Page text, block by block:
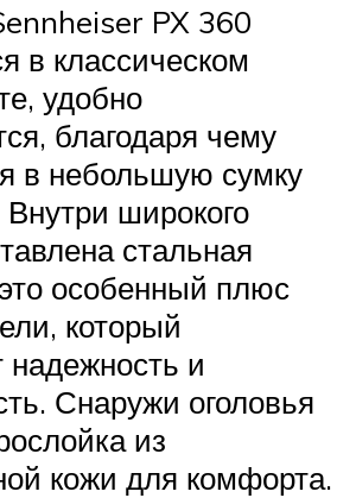
PX 360
в классическом
удобно
благодаря чему
в небольшую сумку
широкого
стальная
особенный плюс
который
надежность и
Снаружи оголовья
из
кожи для комфорта.